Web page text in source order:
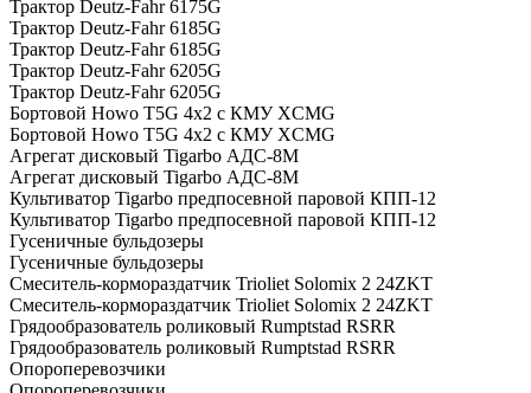
Трактор Deutz-Fahr 6175G
Трактор Deutz-Fahr 6185G
Трактор Deutz-Fahr 6185G
Трактор Deutz-Fahr 6205G
Трактор Deutz-Fahr 6205G
Бортовой Howo T5G 4х2 c КМУ XCMG
Бортовой Howo T5G 4х2 c КМУ XCMG
Агрегат дисковый Tigarbo АДС-8M
Агрегат дисковый Tigarbo АДС-8M
Культиватор Tigarbo предпосевной паровой КПП-12
Культиватор Tigarbo предпосевной паровой КПП-12
Гусеничные бульдозеры
Гусеничные бульдозеры
Смеситель-кормораздатчик Trioliet Solomix 2 24ZKT
Смеситель-кормораздатчик Trioliet Solomix 2 24ZKT
Грядообразователь роликовый Rumptstad RSRR
Грядообразователь роликовый Rumptstad RSRR
Опороперевозчики